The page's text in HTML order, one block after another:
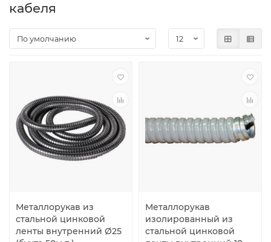
кабеля
Металлорукав из
стальной цинковой
ленты внутренний Ø25
Металлорукав
изолированный из
стальной цинковой